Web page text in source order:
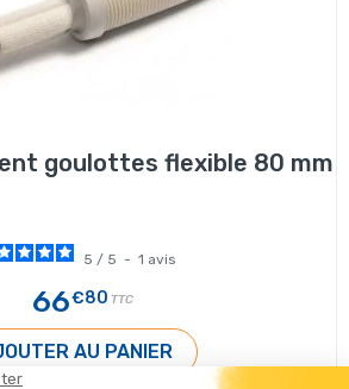
goulottes flexible 80 mm
5 / 5 - 1 avis
66€80 TTC
AU PANIER